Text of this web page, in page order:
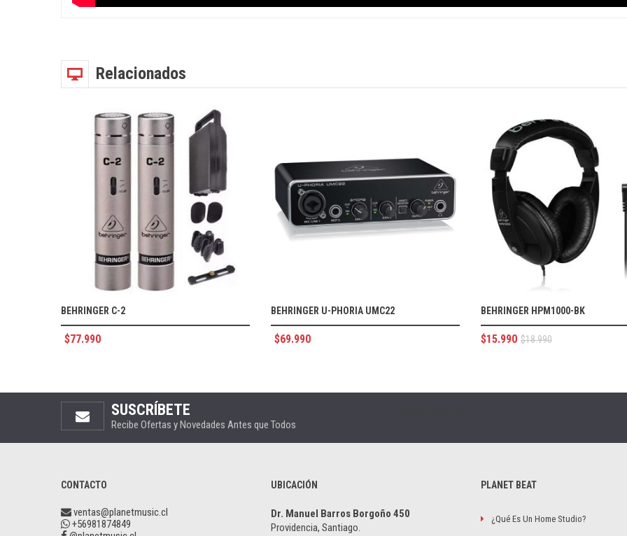
Relacionados
BEHRINGER C-2
$77.990
BEHRINGER U-PHORIA UMC22
$69.990
BEHRINGER HPM1000-BK
$18.990
$15.990
SUSCRÍBETE
Recibe Ofertas y Novedades Antes que Todos
CONTACTO
ventas@planetmusic.cl
+56981874849
UBICACIÓN
Dr. Manuel Barros Borgoño 450
Providencia, Santiago.
PLANET BEAT
¿Qué Es Un Home Studio?